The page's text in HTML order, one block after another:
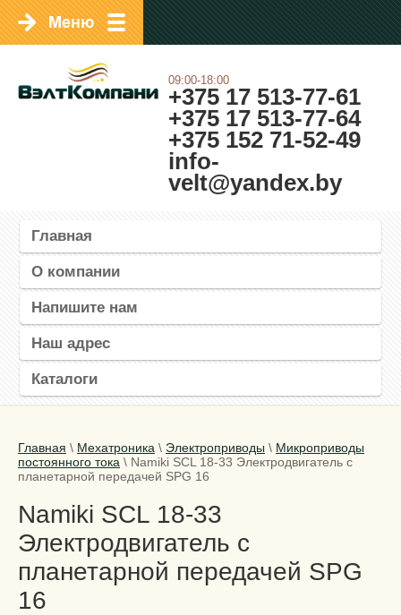
09:00-18:00
+375 17 513-77-61
+375 17 513-77-64
+375 152 71-52-49
info-
velt@yandex.by
Главная
О компании
Напишите нам
Наш адрес
Каталоги
Главная \ Мехатроника \ Электроприводы \ Микроприводы
постоянного тока \ Namiki SCL 18-33 Электродвигатель с
планетарной передачей SPG 16
Namiki SCL 18-33
Электродвигатель с
планетарной передачей SPG
16